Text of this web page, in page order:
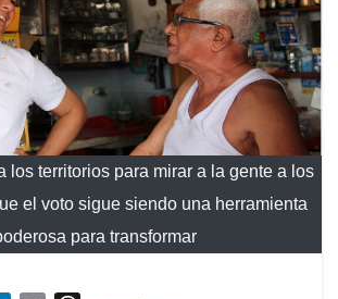
los territorios para mirar a la gente a los
el voto sigue siendo una herramienta
para transformar